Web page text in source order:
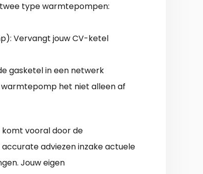
type warmtepompen:
Vervangt jouw CV-ketel
gasketel in een netwerk
het niet alleen af
vooral door de
adviezen inzake actuele
Jouw eigen